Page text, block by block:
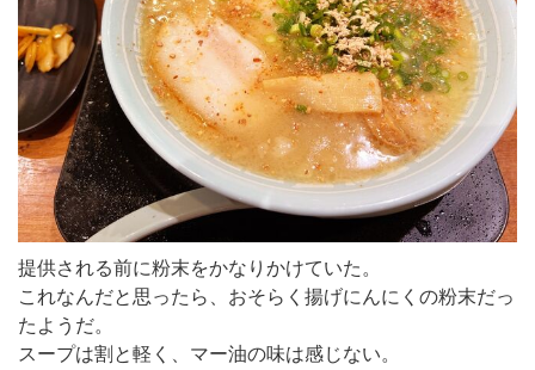
提供される前に粉末をかなりかけていた。
これなんだと思ったら、おそらく揚げにんにくの粉末だっ
たようだ。
スープは割と軽く、マー油の味は感じない。